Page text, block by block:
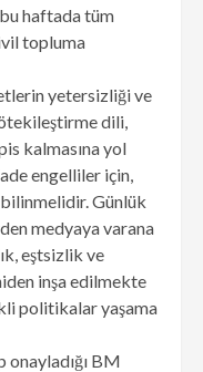
haftada tüm
topluma
yetersizliği ve
dili,
kalmasına yol
engelliler için,
Günlük
medyaya varana
eştsizlik ve
inşa edilmekte
politikalar yaşama
onayladığı BM